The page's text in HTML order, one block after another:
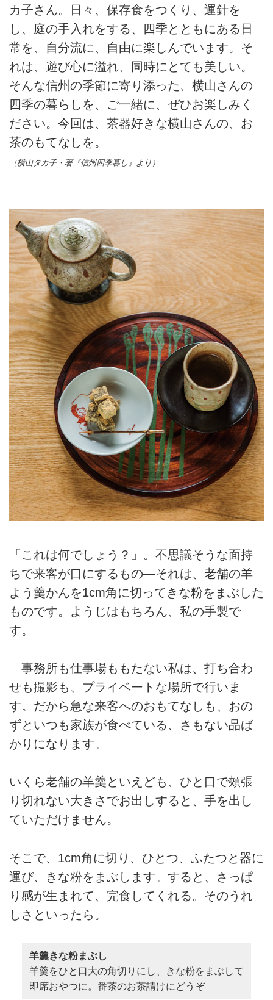
カ子さん。日々、保存食をつくり、運針を
し、庭の手入れをする、四季とともにある日
常を、自分流に、自由に楽しんでいます。そ
れは、遊び心に溢れ、同時にとても美しい。
そんな信州の季節に寄り添った、横山さんの
四季の暮らしを、ご一緒に、ぜひお楽しみく
ださい。今回は、茶器好きな横山さんの、お
茶のもてなしを。
（横山タカ子・著『信州四季暮し』より）
「これは何でしょう？」。不思議そうな面持
ちで来客が口にするもの—それは、老舗の羊
よう羹かんを1cm角に切ってきな粉をまぶした
ものです。ようじはもちろん、私の手製で
す。
事務所も仕事場ももたない私は、打ち合わ
せも撮影も、プライベートな場所で行いま
す。だから急な来客へのおもてなしも、おの
ずといつも家族が食べている、さもない品ば
かりになります。
いくら老舗の羊羹といえども、ひと口で頰張
り切れない大きさでお出しすると、手を出し
ていただけません。
そこで、1cm角に切り、ひとつ、ふたつと器に
運び、きな粉をまぶします。すると、さっぱ
り感が生まれて、完食してくれる。そのうれ
しさといったら。
羊羹きな粉まぶし
羊羹をひと口大の角切りにし、きな粉をまぶして
即席おやつに。番茶のお茶請けにどうぞ